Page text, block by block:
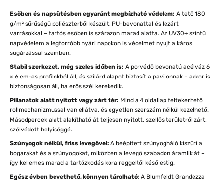
Esőben és napsütésben egyaránt megbízható védelem: A tető 180
g/m² sűrűségű poliészterből készült, PU-bevonattal és lezárt
varrásokkal – tartós esőben is szárazon marad alatta. Az UV30+ szintű
napvédelem a legforróbb nyári napokon is védelmet nyújt a káros
sugárzással szemben.
Stabil szerkezet, még szeles időben is: A porvédő bevonatú acélváz 6
× 6 cm-es profilokból áll, és szilárd alapot biztosít a pavilonnak – akkor is
biztonságosan áll, ha erős szél kerekedik.
Pillanatok alatt nyitott vagy zárt tér: Mind a 4 oldallap feltekerhető
rollmechanizmussal van ellátva, és egyetlen szerszám nélkül kezelhető.
Másodpercek alatt alakítható át teljesen nyitott, szellős területről zárt,
szélvédett helyiséggé.
Szúnyogok nélkül, friss levegővel: A beépített szúnyogháló kiszűri a
bogarakat és a szúnyogokat, miközben a levegő szabadon áramlik át –
így kellemes marad a tartózkodás kora reggeltől késő estig.
Egész évben bevethető, könnyen tárolható: A Blumfeldt Grandezza